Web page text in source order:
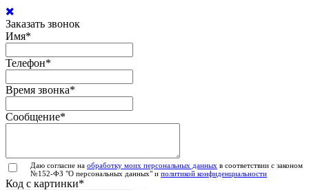
Заказать звонок
Имя*
Телефон*
Время звонка*
Сообщение*
Даю согласие на обработку моих персональных данных в соответствии с законом
№152-ФЗ "О персональных данных" и политикой конфиденциальности
Код с картинки*